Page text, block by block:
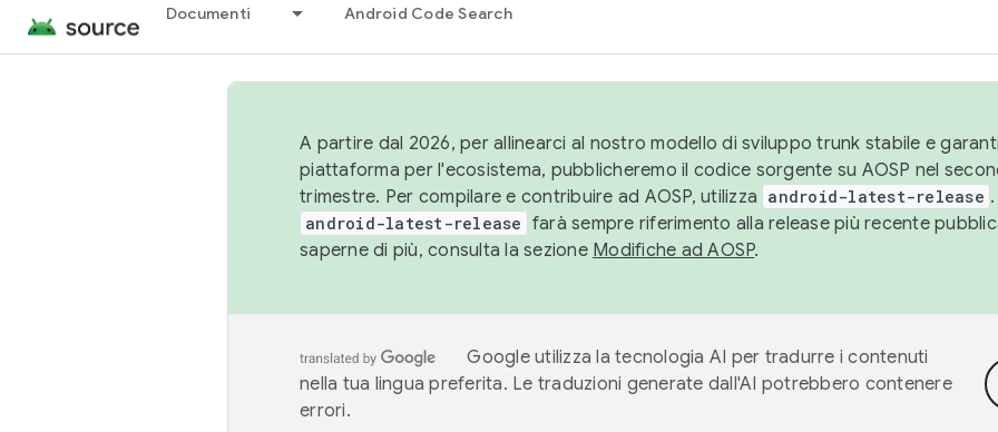
Documenti Android Code Search
A partire dal 2026, per allinearci al nostro modello di sviluppo trunk stabile e
piattaforma per l'ecosistema, pubblicheremo il codice sorgente su AOSP nel
trimestre. Per compilare e contribuire ad AOSP, utilizza android-latest-release
android-latest-release farà sempre riferimento alla release più recente
saperne di più, consulta la sezione Modifiche ad AOSP.
Google utilizza la tecnologia AI per tradurre i contenuti
nella tua lingua preferita. Le traduzioni generate dall'AI potrebbero contenere
errori.